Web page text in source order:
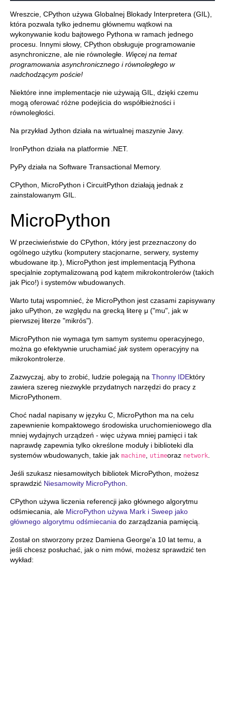
Wreszcie, CPython używa Globalnej Blokady Interpretera (GIL),
która pozwala tylko jednemu głównemu wątkowi na
wykonywanie kodu bajtowego Pythona w ramach jednego
procesu. Innymi słowy, CPython obsługuje programowanie
asynchroniczne, ale nie równoległe. Więcej na temat
programowania asynchronicznego i równoległego w
nadchodzącym poście!
Niektóre inne implementacje nie używają GIL, dzięki czemu
mogą oferować różne podejścia do współbieżności i
równoległości.
Na przykład Jython działa na wirtualnej maszynie Javy.
IronPython działa na platformie .NET.
PyPy działa na Software Transactional Memory.
CPython, MicroPython i CircuitPython działają jednak z
zainstalowanym GIL.
MicroPython
W przeciwieństwie do CPython, który jest przeznaczony do
ogólnego użytku (komputery stacjonarne, serwery, systemy
wbudowane itp.), MicroPython jest implementacją Pythona
specjalnie zoptymalizowaną pod kątem mikrokontrolerów (takich
jak Pico!) i systemów wbudowanych.
Warto tutaj wspomnieć, że MicroPython jest czasami zapisywany
jako uPython, ze względu na grecką literę μ ("mu", jak w
pierwszej literze "mikrós").
MicroPython nie wymaga tym samym systemu operacyjnego,
można go efektywnie uruchamiać jaksystem operacyjny na
mikrokontrolerze.
Zazwyczaj, aby to zrobić, ludzie polegają na Thonny IDEktóry
zawiera szereg niezwykle przydatnych narzędzi do pracy z
MicroPythonem.
Choć nadal napisany w języku C, MicroPython ma na celu
zapewnienie kompaktowego środowiska uruchomieniowego dla
mniej wydajnych urządzeń - więc używa mniej pamięci i tak
naprawdę zapewnia tylko określone moduły i biblioteki dla
systemów wbudowanych, takie jak machine, utimeoraz network.
Jeśli szukasz niesamowitych bibliotek MicroPython, możesz
sprawdzić Niesamowity MicroPython.
CPython używa liczenia referencji jako głównego algorytmu
odśmiecania, ale MicroPython używa Mark i Sweep jako
głównego algorytmu odśmiecania do zarządzania pamięcią.
Został on stworzony przez Damiena George'a 10 lat temu, a
jeśli chcesz posłuchać, jak o nim mówi, możesz sprawdzić ten
wykład: